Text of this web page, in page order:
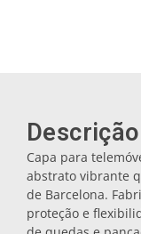
Capa para
abstrato vibrante
de Barcelona.
proteção e